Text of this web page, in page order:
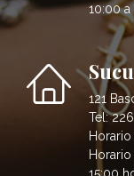
10:00 a
121
Tel:
Horario
15:00